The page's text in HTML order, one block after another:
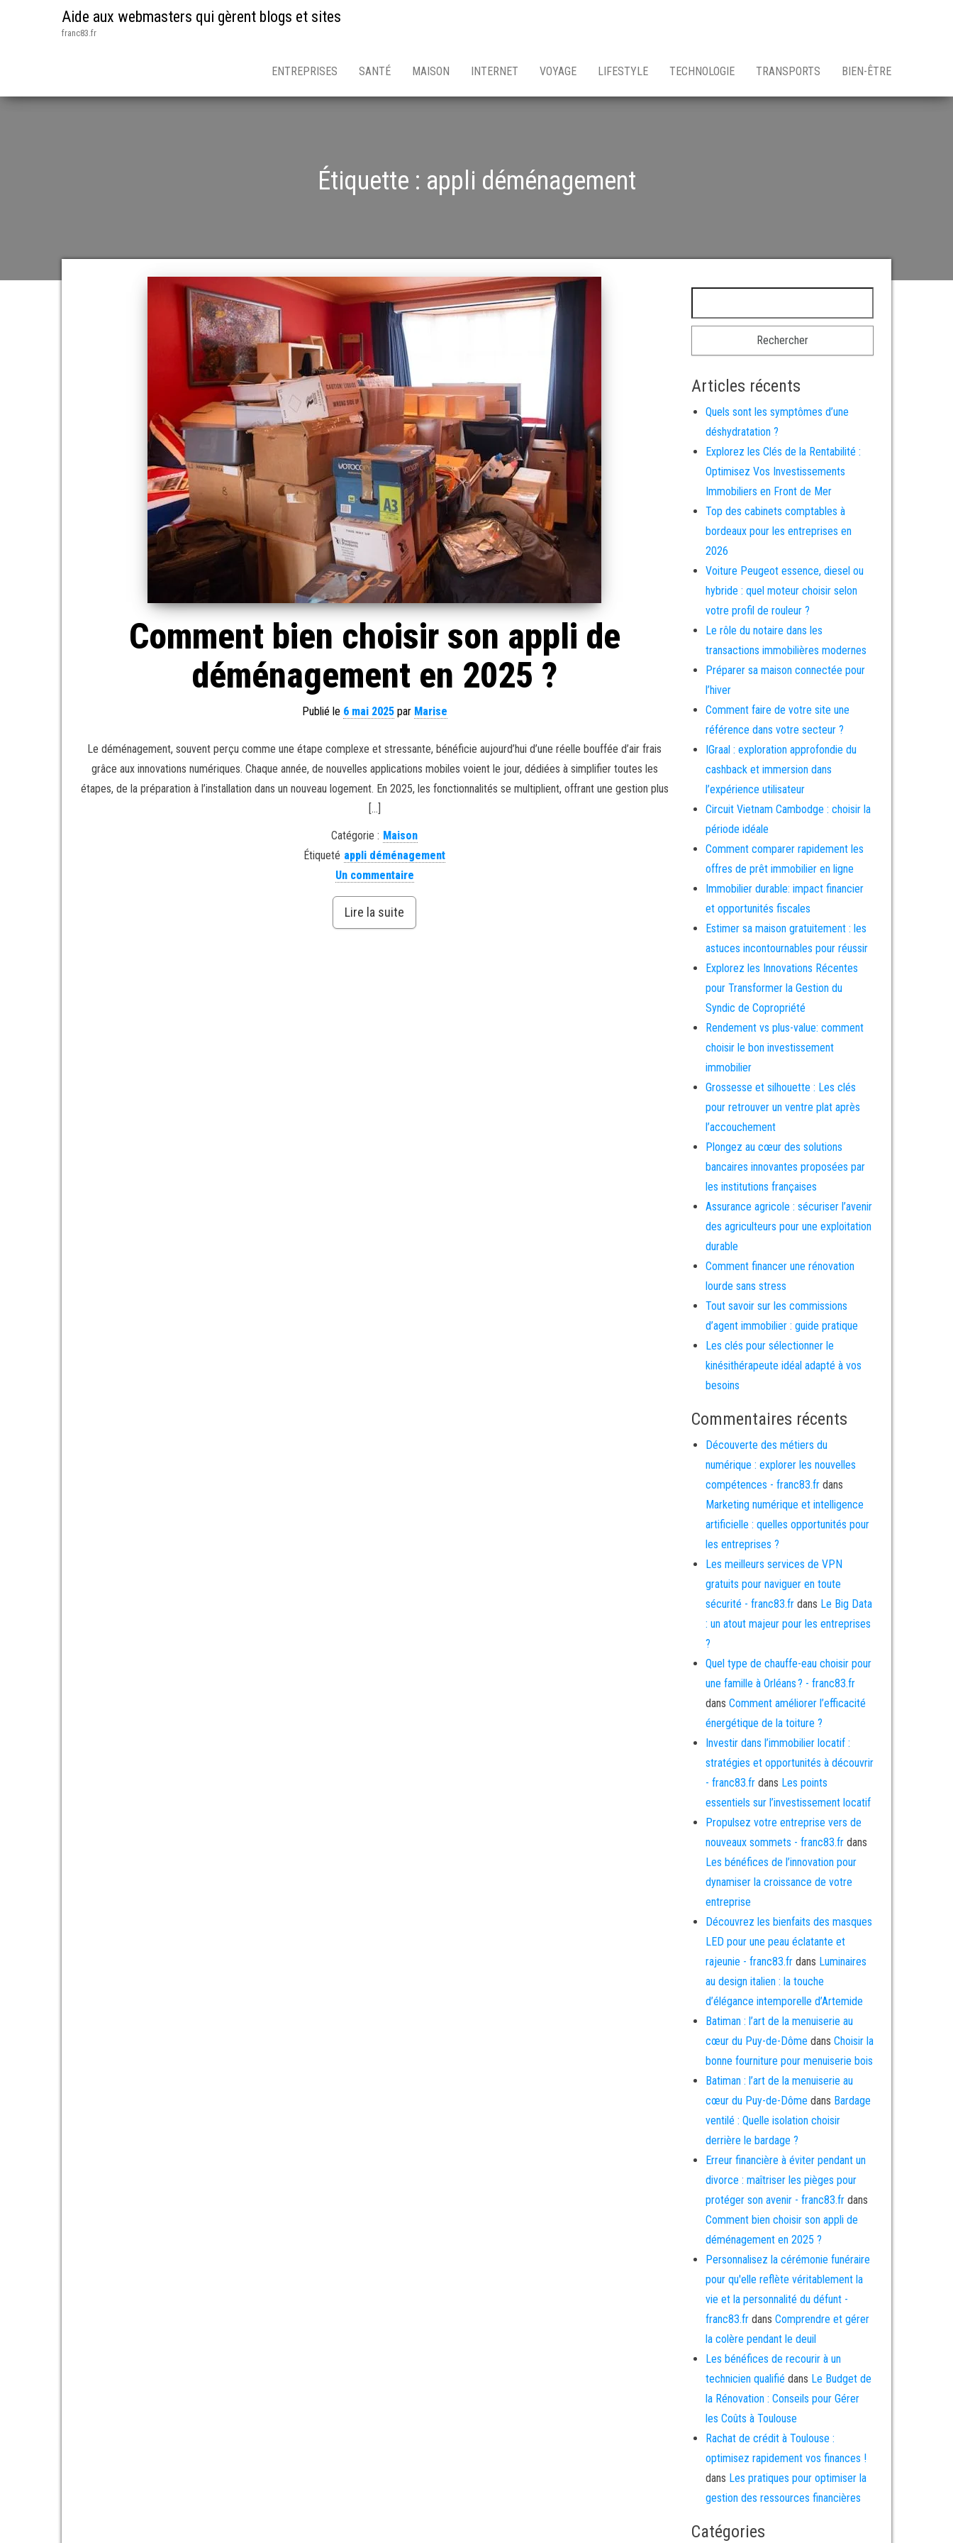
Aide aux webmasters qui gèrent blogs et sites
franc83.fr
ENTREPRISES SANTÉ MAISON INTERNET VOYAGE LIFESTYLE TECHNOLOGIE TRANSPORTS BIEN-ÊTRE
Étiquette : appli déménagement
Comment bien choisir son appli de
déménagement en 2025 ?
Publié le 6 mai 2025par Marise
Le déménagement, souvent perçu comme une étape complexe et stressante, bénéficie aujourd’hui d’une réelle bouffée d’air frais
grâce aux innovations numériques. Chaque année, de nouvelles applications mobiles voient le jour, dédiées à simplifier toutes les
étapes, de la préparation à l’installation dans un nouveau logement. En 2025, les fonctionnalités se multiplient, offrant une gestion plus
[…]
Catégorie : Maison
Étiqueté appli déménagement
Un commentaire
Lire la suite
Articles récents
Quels sont les symptômes d’une
déshydratation ?
Explorez les Clés de la Rentabilité :
Optimisez Vos Investissements
Immobiliers en Front de Mer
Top des cabinets comptables à
bordeaux pour les entreprises en
2026
Voiture Peugeot essence, diesel ou
hybride : quel moteur choisir selon
votre profil de rouleur ?
Le rôle du notaire dans les
transactions immobilières modernes
Préparer sa maison connectée pour
l’hiver
Comment faire de votre site une
référence dans votre secteur ?
IGraal : exploration approfondie du
cashback et immersion dans
l’expérience utilisateur
Circuit Vietnam Cambodge : choisir la
période idéale
Comment comparer rapidement les
offres de prêt immobilier en ligne
Immobilier durable: impact financier
et opportunités fiscales
Estimer sa maison gratuitement : les
astuces incontournables pour réussir
Explorez les Innovations Récentes
pour Transformer la Gestion du
Syndic de Copropriété
Rendement vs plus-value: comment
choisir le bon investissement
immobilier
Grossesse et silhouette : Les clés
pour retrouver un ventre plat après
l’accouchement
Plongez au cœur des solutions
bancaires innovantes proposées par
les institutions françaises
Assurance agricole : sécuriser l’avenir
des agriculteurs pour une exploitation
durable
Comment financer une rénovation
lourde sans stress
Tout savoir sur les commissions
d’agent immobilier : guide pratique
Les clés pour sélectionner le
kinésithérapeute idéal adapté à vos
besoins
Commentaires récents
Découverte des métiers du
numérique : explorer les nouvelles
compétences - franc83.frdans
Marketing numérique et intelligence
artificielle : quelles opportunités pour
les entreprises ?
Les meilleurs services de VPN
gratuits pour naviguer en toute
sécurité - franc83.frdans Le Big Data
: un atout majeur pour les entreprises
?
Quel type de chauffe-eau choisir pour
une famille à Orléans ? - franc83.fr
dans Comment améliorer l’efficacité
énergétique de la toiture ?
Investir dans l’immobilier locatif :
stratégies et opportunités à découvrir
- franc83.frdans Les points
essentiels sur l’investissement locatif
Propulsez votre entreprise vers de
nouveaux sommets - franc83.frdans
Les bénéfices de l’innovation pour
dynamiser la croissance de votre
entreprise
Découvrez les bienfaits des masques
LED pour une peau éclatante et
rajeunie - franc83.frdans Luminaires
au design italien : la touche
d’élégance intemporelle d’Artemide
Batiman : l’art de la menuiserie au
cœur du Puy-de-Dôme dans Choisir la
bonne fourniture pour menuiserie bois
Batiman : l’art de la menuiserie au
cœur du Puy-de-Dôme dans Bardage
ventilé : Quelle isolation choisir
derrière le bardage ?
Erreur financière à éviter pendant un
divorce : maîtriser les pièges pour
protéger son avenir - franc83.frdans
Comment bien choisir son appli de
déménagement en 2025 ?
Personnalisez la cérémonie funéraire
pour qu'elle reflète véritablement la
vie et la personnalité du défunt -
franc83.frdans Comprendre et gérer
la colère pendant le deuil
Les bénéfices de recourir à un
technicien qualifié dans Le Budget de
la Rénovation : Conseils pour Gérer
les Coûts à Toulouse
Rachat de crédit à Toulouse :
optimisez rapidement vos finances !
dans Les pratiques pour optimiser la
gestion des ressources financières
Catégories